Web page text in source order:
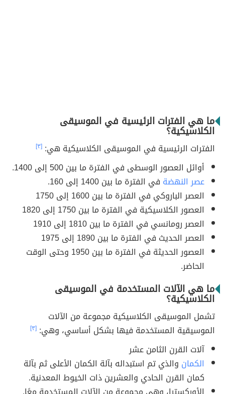
ما هي الفترات الرئيسية في الموسيقى
الكلاسيكية؟
الفترات الرئيسية في الموسيقى الكلاسيكية هي: [٣]
أوائل العصور الوسطى في الفترة ما بين 500 إلى 1400.
عصر النهضة في الفترة ما بين 1400 إلى 160.
العصر الباروكي في الفترة ما بين 1600 إلى 1750
العصور الكلاسيكية في الفترة ما بين 1750 إلى 1820
العصر رومانسي في الفترة ما بين 1810 إلى 1910
العصر الحديث في الفترة ما بين 1890 إلى 1975
العصور الحديثة في الفترة ما بين 1950 وحتى الوقت
الحاضر.
ما هي الآلات المستخدمة في الموسيقى
الكلاسيكية؟
تشمل الموسيقى الكلاسيكية مجموعة من الآلات
الموسيقية المستخدمة فيها بشكل أساسي، وهي: [٣]
آلات القرن الثامن عشر
الكمان والذي تم استبداله بآلة الكمان الأعلى ثم بآلة
كمان القرن الحادي والعشرين ذات الخيوط المعدنية.